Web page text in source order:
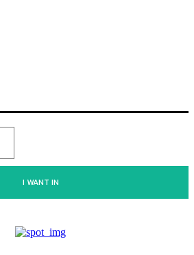
I WANT IN